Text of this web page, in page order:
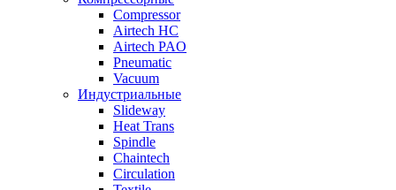
Compressor
Airtech HC
Airtech PAO
Pneumatic
Vacuum
Индустриальные
Slideway
Heat Trans
Spindle
Chaintech
Circulation